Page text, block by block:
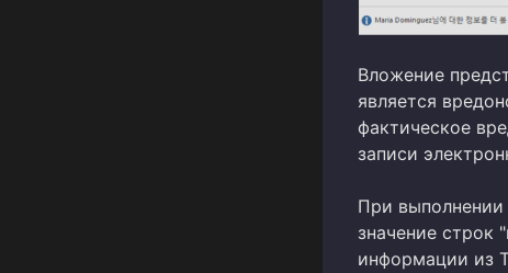
Вложение
является
фактическое
записи
При выполнении
значение строк
информации из